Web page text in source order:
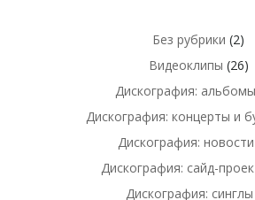
Без рубрики (2)
Видеоклипы (26)
Дискография: альбомы
Дискография: концерты и
Дискография: новости
Дискография: сайд-
Дискография: синглы